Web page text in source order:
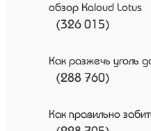
обзор Kaloud Lotus
(326 015)
Как разжечь уголь
(288 760)
Как правильно